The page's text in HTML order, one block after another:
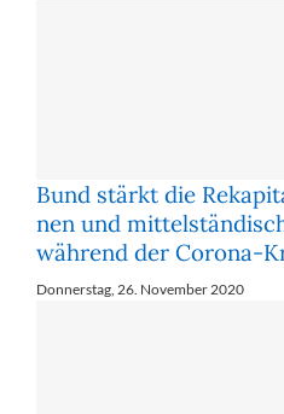
Bund stärkt die
nen und
wäh­rend der Co­ro­na-
Donnerstag, 26. November 2020